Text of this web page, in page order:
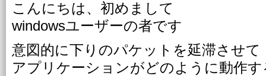
こんにちは、初めまして
windowsユーザーの者です
意図的に下りのパケットを延滞させて
アプリケーションがどのように動作す